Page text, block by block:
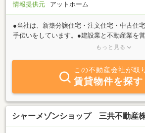
情報提供元
アットホーム
●当社は、新築分譲住宅・注文住宅・中古住
手伝いをしています。●建設業と不動産業を
築・注文建築で40以上の実績があります。●
築やファイナンスに詳しいスタッフに、お客
もっと見る
この不動産会社が取
賃貸物件を探す
シャーメゾンショップ 三共不動産